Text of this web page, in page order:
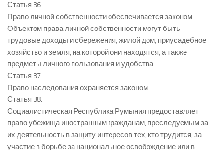
Статья 36.
Право личной собственности обеспечивается законом.
Объектом права личной собственности могут быть
трудовые доходы и сбережения, жилой дом, приусадебное
хозяйство и земля, на которой они находятся, а также
предметы личного пользования и удобства.
Статья 37.
Право наследования охраняется законом.
Статья 38.
Социалистическая Республика Румыния предоставляет
право убежища иностранным гражданам, преследуемым за
их деятельность в защиту интересов тех, кто трудится, за
участие в борьбе за национальное освобождение или в